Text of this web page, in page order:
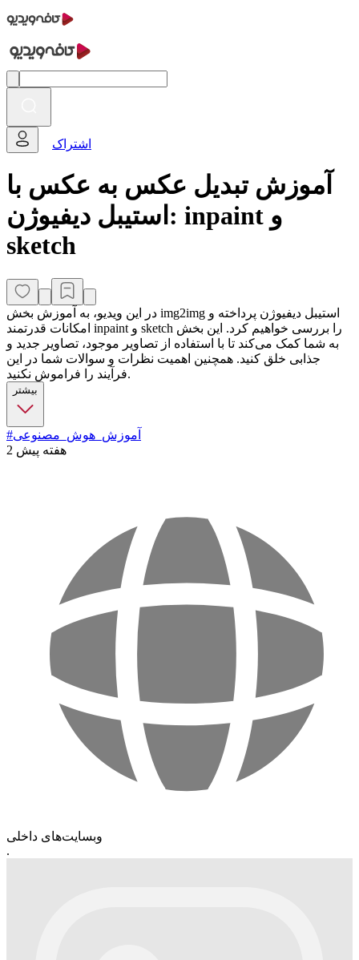
اشتراک
آموزش تبدیل عکس به عکس با
استیبل دیفیوژن: inpaint و
sketch
در این ویدیو، به آموزش بخش img2img استیبل دیفیوژن پرداخته و
امکانات قدرتمند inpaint و sketch را بررسی خواهیم کرد. این بخش
به شما کمک می‌کند تا با استفاده از تصاویر موجود، تصاویر جدید و
جذابی خلق کنید. همچنین اهمیت نظرات و سوالات شما در این
فرآیند را فراموش نکنید.
بیشتر
#آموزش_هوش_مصنوعی
2 هفته پیش
وبسایت‌های داخلی
.